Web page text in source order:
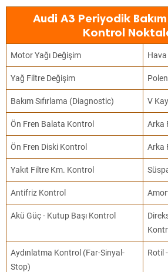
Audi A3 Periyodik
Kontrol
Motor Yağı Değişim
Yağ Filtre Değişim
Bakım Sıfırlama (Diagnostic) V
Ön Fren Balata Kontrol Arka
Ön Fren Diski Kontrol Arka
Yakıt Filtre Km. Kontrol
Antifriz Kontrol
Akü Güç - Kutup Başı Kontrol
Aydınlatma Kontrol (Far-Sinyal-
Stop)
Rotil